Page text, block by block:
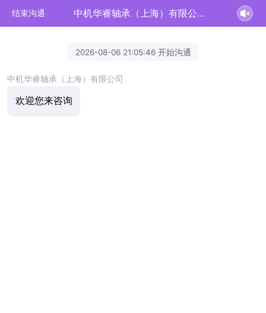
结束沟通 中机华睿轴承（上海）有限公司正在为您服务
2026-08-06 21:05:46 开始沟通
中机华睿轴承（上海）有限公司
欢迎您来咨询